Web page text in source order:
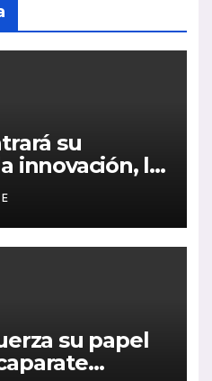
su
innovación, la
la
transporte
su papel